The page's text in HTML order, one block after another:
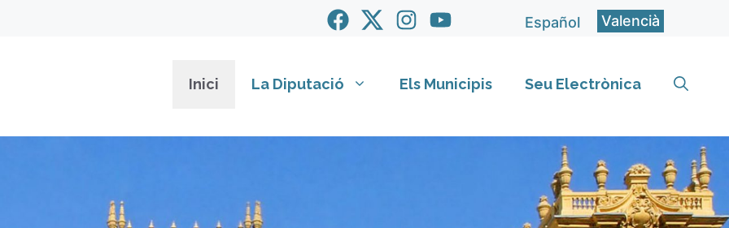
Español Valencià
Inici La Diputació Els Municipis Seu Electrònica